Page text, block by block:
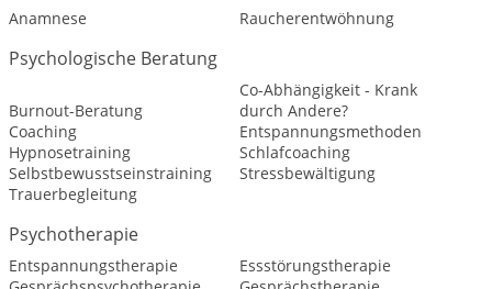
Anamnese Raucherentwöhnung
Psychologische Beratung
Burnout-Beratung
Co-Abhängigkeit - Krank
durch Andere?
Coaching
Entspannungsmethoden
Hypnosetraining
Schlafcoaching
Selbstbewusstseinstraining
Stressbewältigung
Trauerbegleitung
Psychotherapie
Entspannungstherapie
Essstörungstherapie